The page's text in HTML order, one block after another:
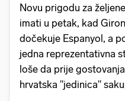
Novu prigodu za
imati u petak, kad
dočekuje Espanyol, a
jedna reprezentativna
loše da prije
hrvatska "jedinica"